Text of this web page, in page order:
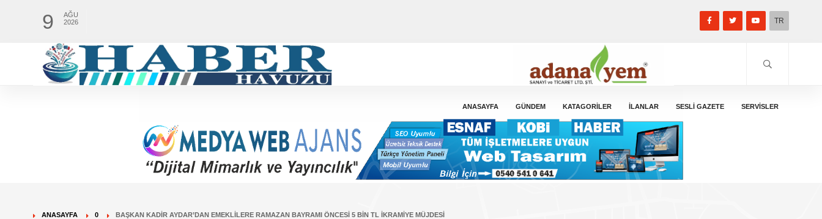
9
AĞU
2026
TR
ANASAYFA GÜNDEM KATAGORİLER İLANLAR SESLİ GAZETE SERVİSLER
ANASAYFA 0 BAŞKAN KADIR AYDAR’DAN EMEKLILERE RAMAZAN BAYRAMI ÖNCESI 5 BIN TL İKRAMIYE MÜJDESI